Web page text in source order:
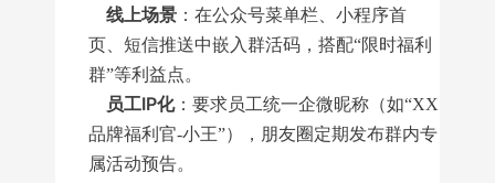
线上场景 ：在公众号菜单栏、小程序首
页、短信推送中嵌入群活码，搭配“限时福利
群”等利益点。
员工IP化：要求员工统一企微昵称（如“XX
品牌福利官-小王”），朋友圈定期发布群内专
属活动预告。